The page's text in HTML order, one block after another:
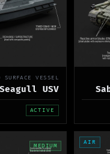
SURFACE VESSEL
Seagull USV
ACTIVE
AIR
MEDIUM